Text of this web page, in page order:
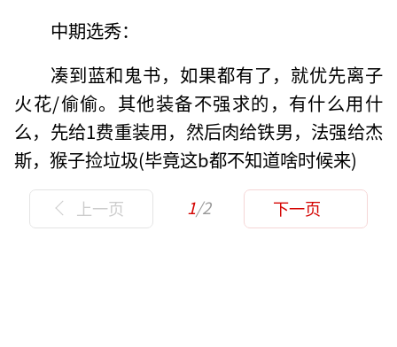
中期选秀：
凑到蓝和鬼书，如果都有了，就优先离子
火花/偷偷。其他装备不强求的，有什么用什
么，先给1费重装用，然后肉给铁男，法强给杰
斯，猴子捡垃圾(毕竟这b都不知道啥时候来)
上一页 1/2 下一页